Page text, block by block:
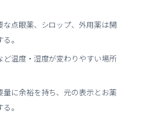
な点眼薬、シロップ、外用薬は開
。
ど温度・湿度が変わりやすい場所
量に余裕を持ち、元の表示とお薬
。